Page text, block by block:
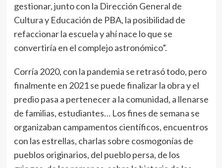
gestionar, junto con la Dirección General de
Cultura y Educación de PBA, la posibilidad de
refaccionar la escuela y ahí nace lo que se
convertiría en el complejo astronómico”.
Corría 2020, con la pandemia se retrasó todo, pero
finalmente en 2021 se puede finalizar la obra y el
predio pasa a pertenecer a la comunidad, a llenarse
de familias, estudiantes… Los fines de semana se
organizaban campamentos científicos, encuentros
con las estrellas, charlas sobre cosmogonías de
pueblos originarios, del pueblo persa, de los